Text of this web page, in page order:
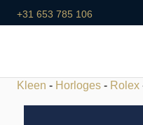
+31 653 785 106
Kleen - Horloges - Rolex